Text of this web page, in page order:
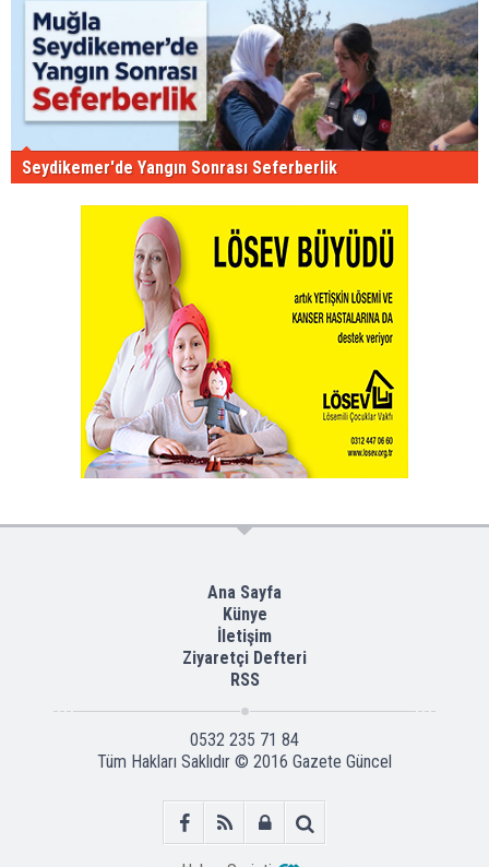
Seydikemer'de Yangın Sonrası Seferberlik
Ana Sayfa
Künye
İletişim
Ziyaretçi Defteri
RSS
0532 235 71 84
Tüm Hakları Saklıdır © 2016 Gazete Güncel